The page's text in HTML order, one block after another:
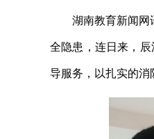
湖南教育新闻网
全隐患，连日来，
导服务，以扎实的消